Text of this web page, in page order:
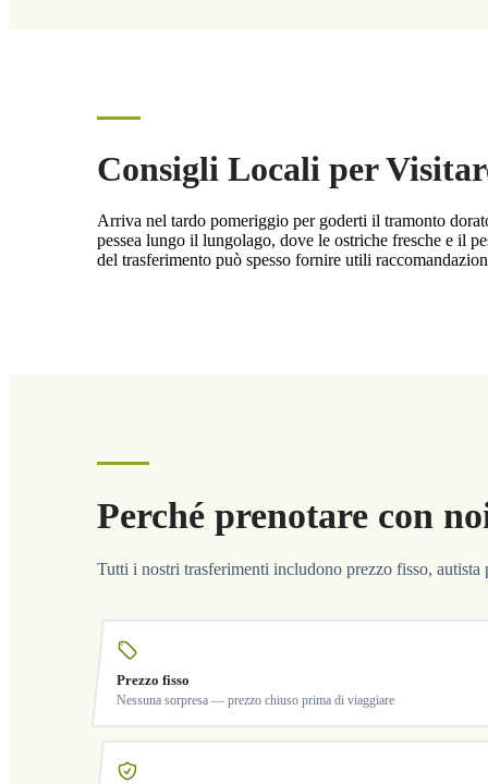
Consigli Locali per
Arriva nel tardo pomeriggio per goderti il tramonto
pessea lungo il lungolago, dove le ostriche fresche e il
del trasferimento può spesso fornire utili
Perché prenotare con
Tutti i nostri trasferimenti includono prezzo fisso,
Prezzo fisso
Nessuna sorpresa — prezzo chiuso prima di viaggiare